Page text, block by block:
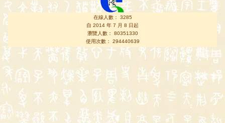
在線人數： 3285
自 2014 年 7 月 8 日起
瀏覽人數： 80351330
使用次數： 294440639